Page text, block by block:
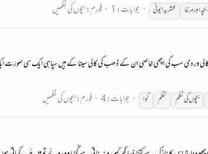
بچہ اور مرغا محشر بدایونی جوابات: 1 فورم:بچوں کی نظمیں
کالی وردی سب کی اچھی خاصی ان کے ڈھب کی کالی سینا کے ہیں سپاہی ایک سی صورت
بچوںکینظم نظم کوا جوابات: 4 فورم:بچوں کی نظمیں